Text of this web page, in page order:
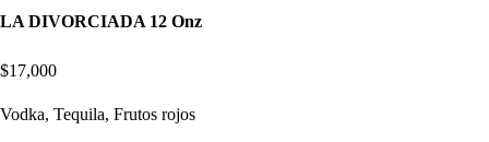
LA DIVORCIADA 12 Onz
$17,000
Vodka, Tequila, Frutos rojos